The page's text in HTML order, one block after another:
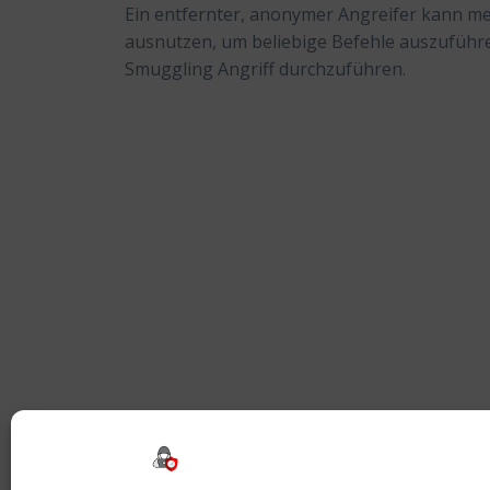
Ein entfernter, anonymer Angreifer kann
ausnutzen, um beliebige Befehle
Smuggling Angriff durchzuführen.